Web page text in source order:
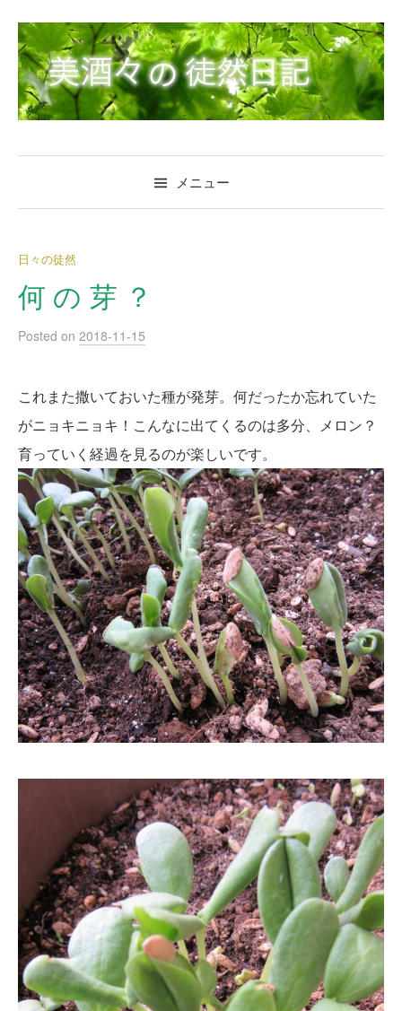
ン
テ
ン
ツ
ス
ッ
メニュー
日々の徒然
何 の 芽 ？
Posted on 2018-11-15
これまた撒いておいた種が発芽。何だったか忘れていた
がニョキニョキ！こんなに出てくるのは多分、メロン？
育っていく経過を見るのが楽しいです。